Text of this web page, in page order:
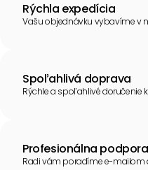
Rýchla expedícia
Vašu objednávku vybavíme v
Spoľahlivá doprava
Rýchle a spoľahlivé doručenie
Profesionálna podpora
Radi vám poradíme e-mailom